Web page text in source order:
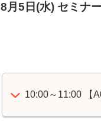
8月5日(水) セミナ
10:00～11:00 【